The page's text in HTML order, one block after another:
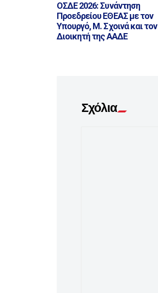
ΟΣΔΕ 2026: Συνάντηση
Προεδρείου ΕΘΕΑΣ με τον
Υπουργό, Μ. Σχοινά και τον
Διοικητή της ΑΑΔΕ
Σχόλια